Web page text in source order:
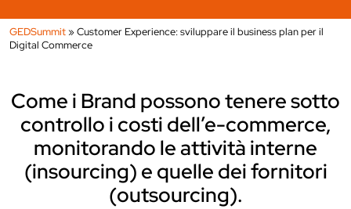
GEDSummit»Customer Experience: sviluppare il business plan per il
Digital Commerce
Come i Brand possono tenere sotto
controllo i costi dell’e-commerce,
monitorando le attività interne
(insourcing) e quelle dei fornitori
(outsourcing).